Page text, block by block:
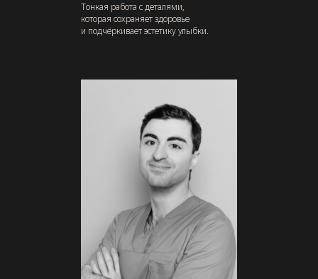
Тонкая работа с деталями,
которая сохраняет здоровье
и подчёркивает эстетику улыбки.